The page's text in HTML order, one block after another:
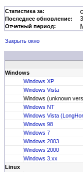
Статистика за:
Последнее обновление:
Отчетный период:
Закрыть окно
Windows
Windows XP
Windows Vista
Windows (unknown
Windows NT
Windows Vista
Windows 98
Windows 7
Windows 2003
Windows 2000
Windows 3.xx
Linux